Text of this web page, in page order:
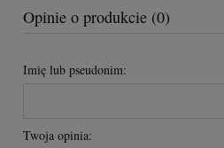
Opinie o produkcie (0)
Imię lub pseudonim:
Twoja opinia: